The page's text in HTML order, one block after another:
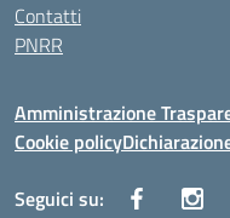
Contatti
PNRR
Amministrazione
Cookie policy
Seguici su: